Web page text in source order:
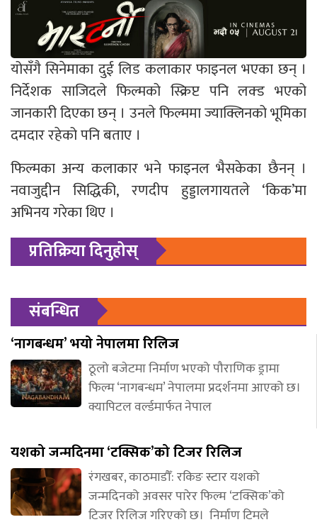
योसँगै सिनेमाका दुई लिड कलाकार फाइनल भएका छन् ।
निर्देशक साजिदले फिल्मको स्क्रिप्ट पनि लक्ड भएको
जानकारी दिएका छन् । उनले फिल्ममा ज्याक्लिनको भूमिका
दमदार रहेको पनि बताए ।
फिल्मका अन्य कलाकार भने फाइनल भैसकेका छैनन् ।
नवाजुद्दीन सिद्धिकी, रणदीप हुड्डालगायतले ‘किक’मा
अभिनय गरेका थिए ।
प्रतिक्रिया दिनुहोस्
संबन्धित
‘नागबन्धम’ भयो नेपालमा रिलिज
ठूलो बजेटमा निर्माण भएको पौराणिक ड्रामा
फिल्म ‘नागबन्धम’ नेपालमा प्रदर्शनमा आएको छ।
क्यापिटल वर्ल्डमार्फत नेपाल
यशको जन्मदिनमा ‘टक्सिक’को टिजर रिलिज
रंगखबर, काठमाडौँ: रकिङ स्टार यशको
जन्मदिनको अवसर पारेर फिल्म ‘टक्सिक’को
टिजर रिलिज गरिएको छ। निर्माण टिमले